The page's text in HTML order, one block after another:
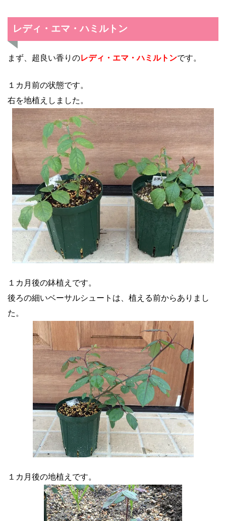
レディ・エマ・ハミルトン
まず、超良い香りのレディ・エマ・ハミルトンです。
１カ月前の状態です。
右を地植えしました。
１カ月後の鉢植えです。
後ろの細いベーサルシュートは、植える前からありまし
た。
１カ月後の地植えです。